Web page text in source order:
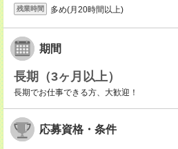
残業時間 多め(月20時間以上)
期間
長期（3ヶ月以上）
長期でお仕事できる方、大歓迎！
応募資格・条件